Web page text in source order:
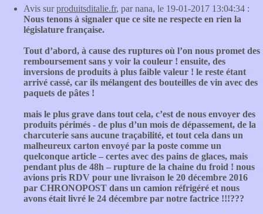
Avis surproduitsditalie.fr, par nana, le 19-01-2017 13:04:34 :
Nous tenons à signaler que ce site ne respecte en rien la
législature française.
Tout d’abord, à cause des ruptures où l’on nous promet des
remboursement sans y voir la couleur ! ensuite, des
inversions de produits à plus faible valeur ! le reste étant
arrivé cassé, car ils mélangent des bouteilles de vin avec des
paquets de pâtes !
mais le plus grave dans tout cela, c’est de nous envoyer des
produits périmés - de plus d’un mois de dépassement, de la
charcuterie sans aucune traçabilité, et tout cela dans un
malheureux carton envoyé par la poste comme un
quelconque article – certes avec des pains de glaces, mais
pendant plus de 48h – rupture de la chaine du froid ! nous
avions pris RDV pour une livraison le 20 décembre 2016
par CHRONOPOST dans un camion réfrigéré et nous
avons était livré le 24 décembre par notre factrice !!!???